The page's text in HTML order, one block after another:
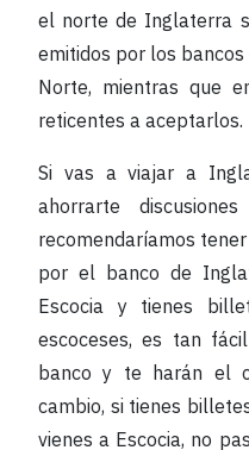
el norte de Inglaterra
emitidos por los
Norte, mientras que
reticentes a aceptarlos.
Si vas a viajar a
ahorrarte
recomendaríamos
por el banco de
Escocia y tienes
escoceses, es tan
banco y te harán el
cambio, si tienes
vienes a Escocia, no